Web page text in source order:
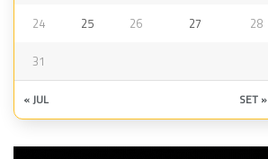
24 25 26 27 28
31
« JUL SET »